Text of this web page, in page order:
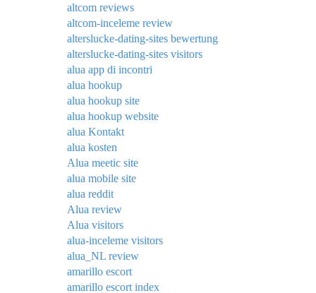
altcom reviews
altcom-inceleme review
alterslucke-dating-sites bewertung
alterslucke-dating-sites visitors
alua app di incontri
alua hookup
alua hookup site
alua hookup website
alua Kontakt
alua kosten
Alua meetic site
alua mobile site
alua reddit
Alua review
Alua visitors
alua-inceleme visitors
alua_NL review
amarillo escort
amarillo escort index